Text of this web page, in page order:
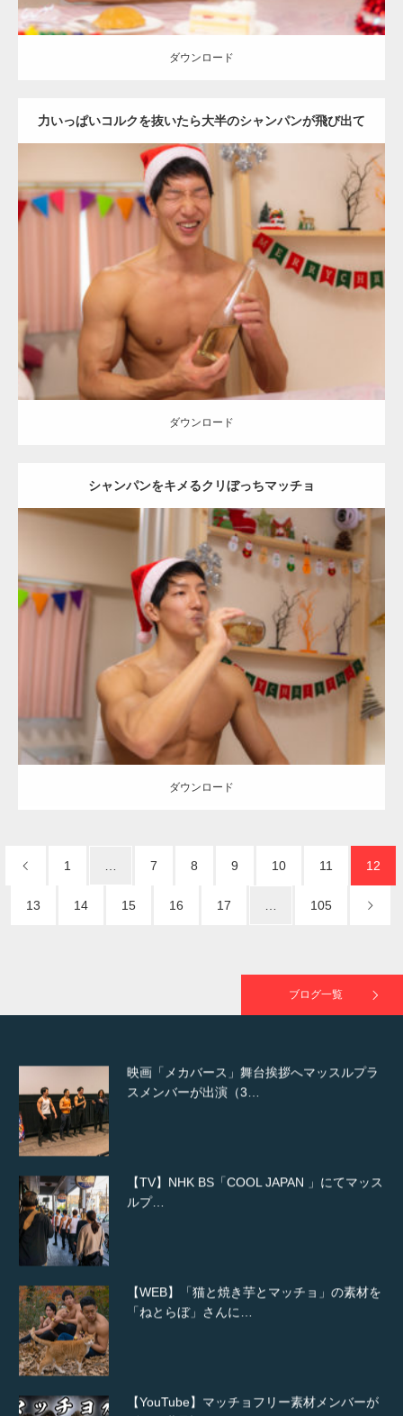
ダウンロード
力いっぱいコルクを抜いたら大半のシャンパンが飛び出て
嘆くマッチョ
Update:2022.01.22
クリスマスのマッチョ オレンジの人 AKIHITO(細マッチョ)
上腕二頭筋 肩
ダウンロード
ダウンロード
シャンパンをキメるクリぼっちマッチョ
Update: 2022.01.22
Category: クリスマスのマッチョ オレンジの人
AKIHITO(細マッチョ)
肩
ダウンロード
ダウンロード
1 7 8 9 10 11 12
13 14 15 16 17 105
ブログ一覧
【YouTube】マッチョフリー素材メンバーが
ギネス世界記録…
【TV】TBS番組「ひるおび」にてマッスルプ
ラスが紹介されま…
TOKYO FMラジオ番組「ONE MORNING」
で紹介さ…
た（6/8放送）
スメンバーが出演（3…
ルプ…
「ねとらぼ」さんに…
ギネス世界記録…